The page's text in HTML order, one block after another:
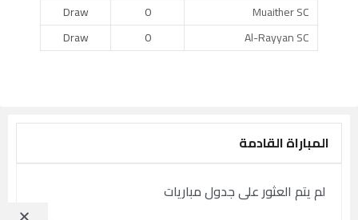
Muaither SC
0
Draw
Al-Rayyan SC
0
Draw
المباراة القادمة
لم يتم العثور على جدول مباريات